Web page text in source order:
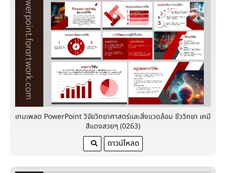
เทมเพลต PowerPoint วิจัยวิทยาศาสตร์และสิ่งแวดล้อม ชีววิทยา เคมี
สีแดงสวยๆ (0263)
ดาวน์โหลด